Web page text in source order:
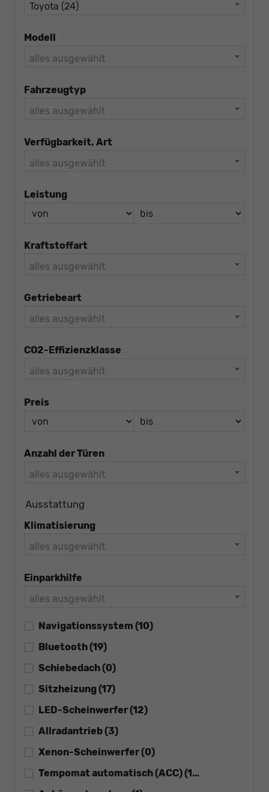
Toyota (24)
Modell
alles ausgewählt
Fahrzeugtyp
alles ausgewählt
Verfügbarkeit, Art
alles ausgewählt
Leistung
Kraftstoffart
alles ausgewählt
Getriebeart
alles ausgewählt
CO2-Effizienzklasse
alles ausgewählt
Preis
Anzahl der Türen
alles ausgewählt
Ausstattung
Klimatisierung
alles ausgewählt
Einparkhilfe
alles ausgewählt
Navigationssystem (10)
Bluetooth(19)
Schiebedach(0)
Sitzheizung(17)
LED-Scheinwerfer(12)
Allradantrieb(3)
Xenon-Scheinwerfer(0)
Tempomat automatisch (ACC)(13)